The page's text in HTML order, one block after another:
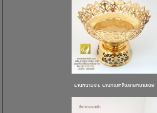
พานหนามเตย พานทองเหลืองลายหนามเตย